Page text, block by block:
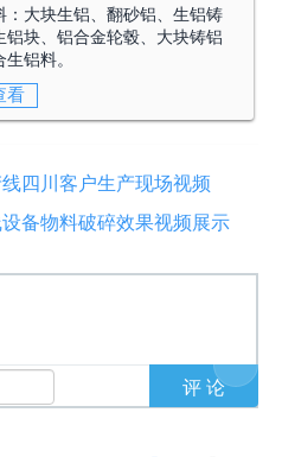
大块生铝、翻砂铝、生铝铸
铝块、铝合金轮毂、大块铸铝
铝料。
看
四川客户生产现场视频
备物料破碎效果视频展示